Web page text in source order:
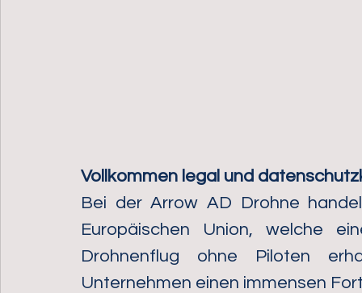
Vollkommen legal und
Bei der Arrow AD Drohne
Europäischen Union, welche
Drohnenflug ohne Piloten
Unternehmen einen immensen